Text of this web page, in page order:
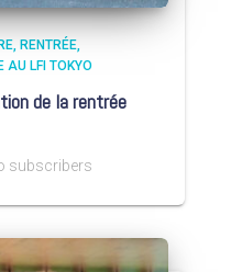
RENTRÉE
AU LFI TOKYO
de la rentrée
subscribers